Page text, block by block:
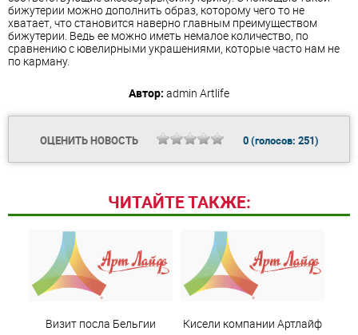
бижутерии можно дополнить образ, которому чего то не
хватает, что становится наверно главным преимуществом
бижутерии. Ведь ее можно иметь немалое количество, по
сравнению с ювелирными украшениями, которые часто нам не
по карману.
Автор: admin Artlife
ОЦЕНИТЬ НОВОСТЬ 0(голосов: 251)
ЧИТАЙТЕ ТАКЖЕ:
Визит посла Бельгии Кисели компании Артлайф